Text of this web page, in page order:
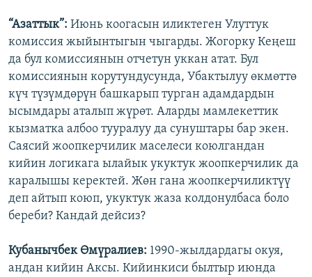
“Азаттык”: Июнь коогасын иликтеген Улуттук
комиссия жыйынтыгын чыгарды. Жогорку Кеңеш
да бул комиссиянын отчетун уккан атат. Бул
комиссиянын корутундусунда, Убактылуу өкмөттө
күч түзүмдөрүн башкарып турган адамдардын
ысымдары аталып жүрөт. Аларды мамлекеттик
кызматка албоо тууралуу да сунуштары бар экен.
Саясий жоопкерчилик маселеси коюлгандан
кийин логикага ылайык укуктук жоопкерчилик да
каралышы керектей. Жөн гана жоопкерчиликтүү
деп айтып коюп, укуктук жаза колдонулбаса боло
береби? Кандай дейсиз?
Кубанычбек Өмүралиев: 1990-жылдардагы окуя,
андан кийин Аксы. Кийинкиси былтыр июнда